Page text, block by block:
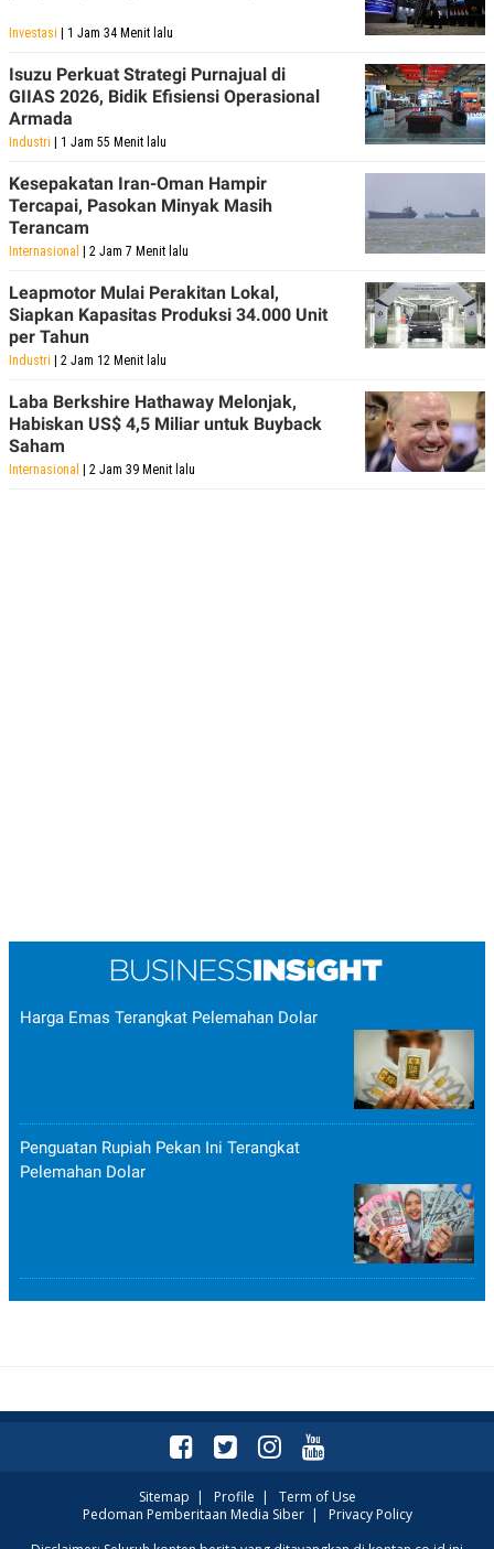
Investasi | 1 Jam 34 Menit lalu
Isuzu Perkuat Strategi Purnajual di
GIIAS 2026, Bidik Efisiensi Operasional
Armada
Industri | 1 Jam 55 Menit lalu
Kesepakatan Iran-Oman Hampir
Tercapai, Pasokan Minyak Masih
Terancam
Internasional | 2 Jam 7 Menit lalu
Leapmotor Mulai Perakitan Lokal,
Siapkan Kapasitas Produksi 34.000 Unit
per Tahun
Industri | 2 Jam 12 Menit lalu
Laba Berkshire Hathaway Melonjak,
Habiskan US$ 4,5 Miliar untuk Buyback
Saham
Internasional | 2 Jam 39 Menit lalu
Harga Emas Terangkat Pelemahan Dolar
Penguatan Rupiah Pekan Ini Terangkat
Pelemahan Dolar
Sitemap | Profile | Term of Use
Pedoman Pemberitaan Media Siber| Privacy Policy